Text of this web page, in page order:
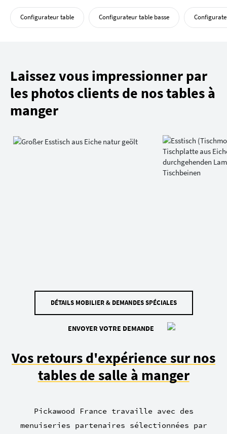
Configurateur table Configurateur table basse
Laissez vous impressionner par
les photos clients de nos tables à
manger
DÉTAILS MOBILIER & DEMANDES SPÉCIALES
ENVOYER VOTRE DEMANDE
Vos retours d'expérience sur nos
tables de salle à manger
Pickawood France travaille avec des
menuiseries partenaires sélectionnées par